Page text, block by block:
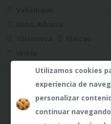
Utilizamos cookies
experiencia de
personalizar
continuar